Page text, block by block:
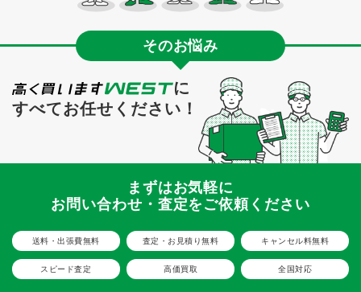
そのお悩み
に
すべてお任せください！
まずはお気軽に
お問い合わせ・査定をご依頼ください
送料・出張費無料 査定・お見積り無料 キャンセル料無料
スピード査定 高価買取 全国対応